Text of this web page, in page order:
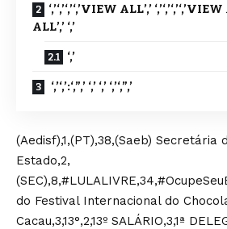
‘,’‘,’‘,’‘,’VIEW ALL’,’
ALL’,’ ‘,’
‘,’
‘,’‘,’:‘,”,’ ‘,’ ‘,’ ‘,’‘,”,’
(Aedisf),1,(PT),38,(Saeb) Secretária
Estado,2,
do Festival Internacional do
Cacau,3,13°,2,13º SALÁRIO,3,1ª